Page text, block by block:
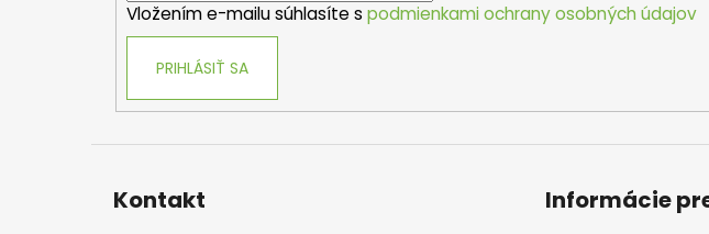
Vložením e-mailu súhlasíte s podmienkami ochrany osobných údajov
PRIHLÁSIŤ SA
Kontakt Informácie